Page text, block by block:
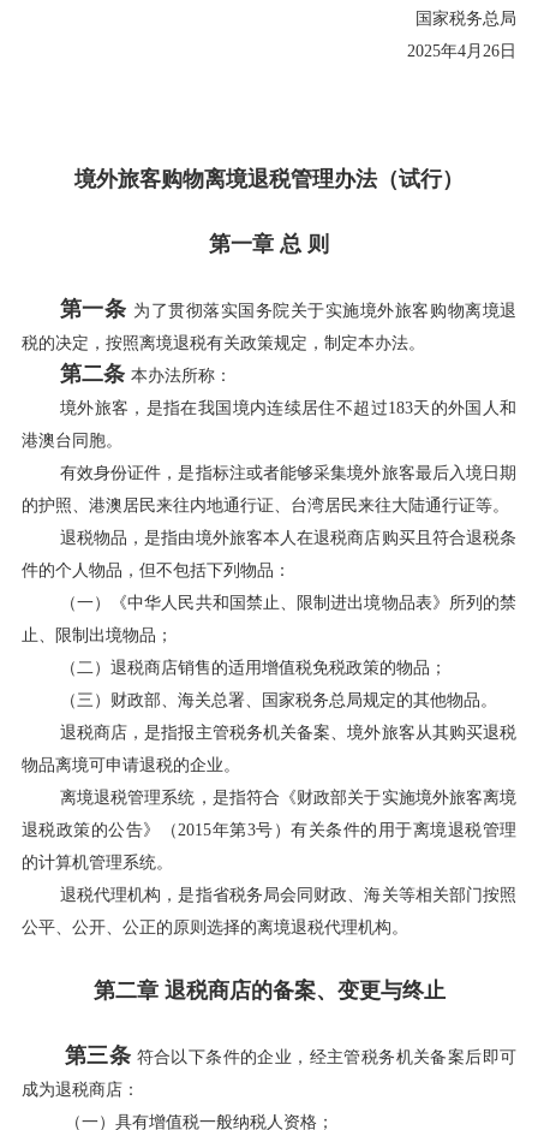
国家税务总局
2025年4月26日
境外旅客购物离境退税管理办法（试行）
第一章 总 则
第一条 为了贯彻落实国务院关于实施境外旅客购物离境退
税的决定，按照离境退税有关政策规定，制定本办法。
第二条 本办法所称：
境外旅客，是指在我国境内连续居住不超过183天的外国人和
港澳台同胞。
有效身份证件，是指标注或者能够采集境外旅客最后入境日期
的护照、港澳居民来往内地通行证、台湾居民来往大陆通行证等。
退税物品，是指由境外旅客本人在退税商店购买且符合退税条
件的个人物品，但不包括下列物品：
（一）《中华人民共和国禁止、限制进出境物品表》所列的禁
止、限制出境物品；
（二）退税商店销售的适用增值税免税政策的物品；
（三）财政部、海关总署、国家税务总局规定的其他物品。
退税商店，是指报主管税务机关备案、境外旅客从其购买退税
物品离境可申请退税的企业。
离境退税管理系统，是指符合《财政部关于实施境外旅客离境
退税政策的公告》（2015年第3号）有关条件的用于离境退税管理
的计算机管理系统。
退税代理机构，是指省税务局会同财政、海关等相关部门按照
公平、公开、公正的原则选择的离境退税代理机构。
第二章 退税商店的备案、变更与终止
第三条 符合以下条件的企业，经主管税务机关备案后即可
成为退税商店：
（一）具有增值税一般纳税人资格；